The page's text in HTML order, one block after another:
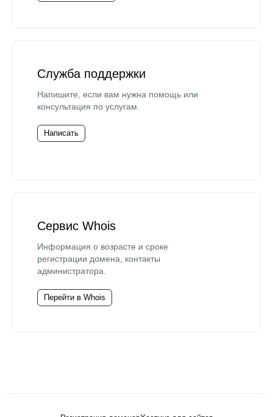
Служба поддержки
Напишите, если вам нужна помощь или
консультация по услугам.
Написать
Сервис Whois
Информация о возрасте и сроке
регистрации домена, контакты
администратора.
Перейти в Whois